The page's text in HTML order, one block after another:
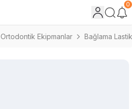
0
Ortodontik Ekipmanlar Bağlama